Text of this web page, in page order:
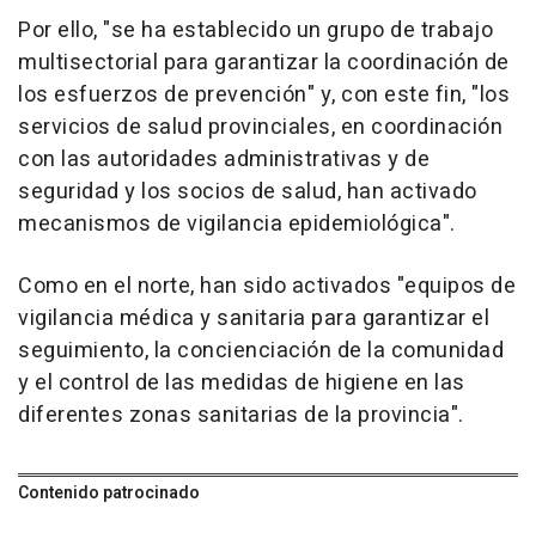
Por ello, "se ha establecido un grupo de trabajo
multisectorial para garantizar la coordinación de
los esfuerzos de prevención" y, con este fin, "los
servicios de salud provinciales, en coordinación
con las autoridades administrativas y de
seguridad y los socios de salud, han activado
mecanismos de vigilancia epidemiológica".
Como en el norte, han sido activados "equipos de
vigilancia médica y sanitaria para garantizar el
seguimiento, la concienciación de la comunidad
y el control de las medidas de higiene en las
diferentes zonas sanitarias de la provincia".
Contenido patrocinado